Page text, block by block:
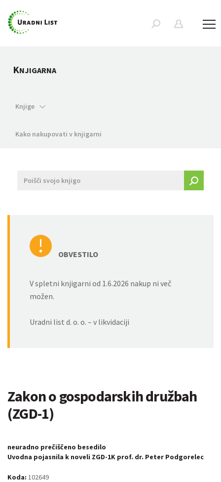
KNJIGARNA
Knjige
Kako nakupovati v knjigarni
OBVESTILO
V spletni knjigarni od 1.6.2026 nakup ni več
možen.
Uradni list d. o. o. – v likvidaciji
Zakon o gospodarskih družbah
(ZGD-1)
neuradno prečiščeno besedilo
Uvodna pojasnila k noveli ZGD-1K prof. dr. Peter Podgorelec
Koda: 102649